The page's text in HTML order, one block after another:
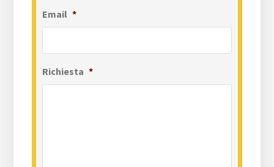
Email *
Richiesta *